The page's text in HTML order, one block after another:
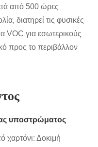
από 500 ώρες
διατηρεί τις φυσικές
VOC για εσωτερικούς
προς το περιβάλλον
υποστρώματος
Δοκιμή